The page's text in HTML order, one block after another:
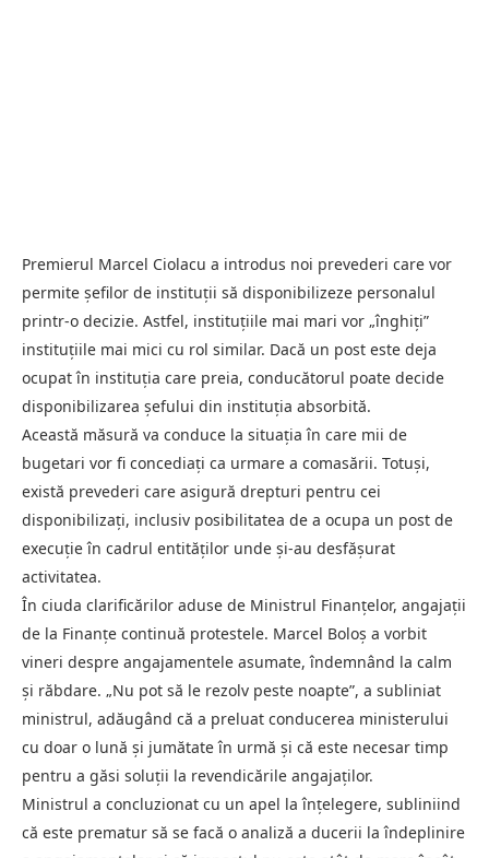
Premierul Marcel Ciolacu a introdus noi prevederi care vor
permite șefilor de instituții să disponibilizeze personalul
printr-o decizie. Astfel, instituțiile mai mari vor „înghiți”
instituțiile mai mici cu rol similar. Dacă un post este deja
ocupat în instituția care preia, conducătorul poate decide
disponibilizarea șefului din instituția absorbită.
Această măsură va conduce la situația în care mii de
bugetari vor fi concediați ca urmare a comasării. Totuși,
există prevederi care asigură drepturi pentru cei
disponibilizați, inclusiv posibilitatea de a ocupa un post de
execuție în cadrul entităților unde și-au desfășurat
activitatea.
În ciuda clarificărilor aduse de Ministrul Finanțelor, angajații
de la Finanțe continuă protestele. Marcel Boloș a vorbit
vineri despre angajamentele asumate, îndemnând la calm
și răbdare. „Nu pot să le rezolv peste noapte”, a subliniat
ministrul, adăugând că a preluat conducerea ministerului
cu doar o lună și jumătate în urmă și că este necesar timp
pentru a găsi soluții la revendicările angajaților.
Ministrul a concluzionat cu un apel la înțelegere, subliniind
că este prematur să se facă o analiză a ducerii la îndeplinire